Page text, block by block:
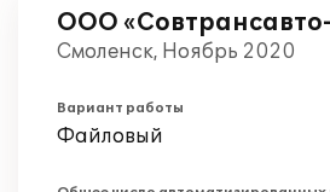
ООО
Смоленск, Ноябрь 2020
Вариант работы
Файловый